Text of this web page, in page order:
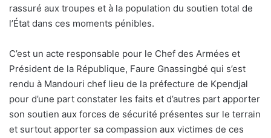
rassuré aux troupes et à la population du soutien total de
l’État dans ces moments pénibles.
C’est un acte responsable pour le Chef des Armées et
Président de la République, Faure Gnassingbé qui s’est
rendu à Mandouri chef lieu de la préfecture de Kpendjal
pour d’une part constater les faits et d’autres part apporter
son soutien aux forces de sécurité présentes sur le terrain
et surtout apporter sa compassion aux victimes de ces